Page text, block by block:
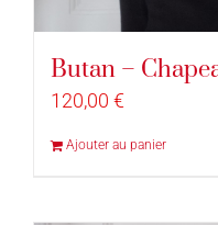
Butan –
120,00 €
Ajouter au panier